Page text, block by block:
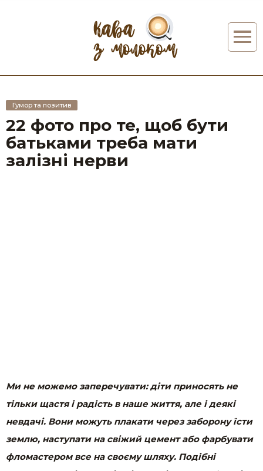
Гумор та позитив
22 фото про те, щоб бути
батьками треба мати
залізні нерви
Ми не можемо заперечувати: діти приносять не
тільки щастя і радість в наше життя, але і деякі
невдачі. Вони можуть плакати через заборону їсти
землю, наступати на свіжий цемент або фарбувати
фломастером все на своєму шляху. Подібні